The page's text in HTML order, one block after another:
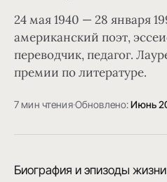
24 мая 1940 — 28 января
американский поэт,
переводчик, педагог.
премии по литературе.
7 мин чтения·Обновлено:Июнь
Биография и эпизоды